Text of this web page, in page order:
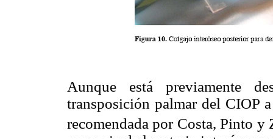
Aunque está previamente
transposición palmar del CIOP
recomendada por Costa, Pinto y